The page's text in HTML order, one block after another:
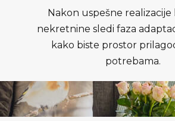
Nakon uspešne
nekretnine sledi faza
kako biste prostor
potrebama.